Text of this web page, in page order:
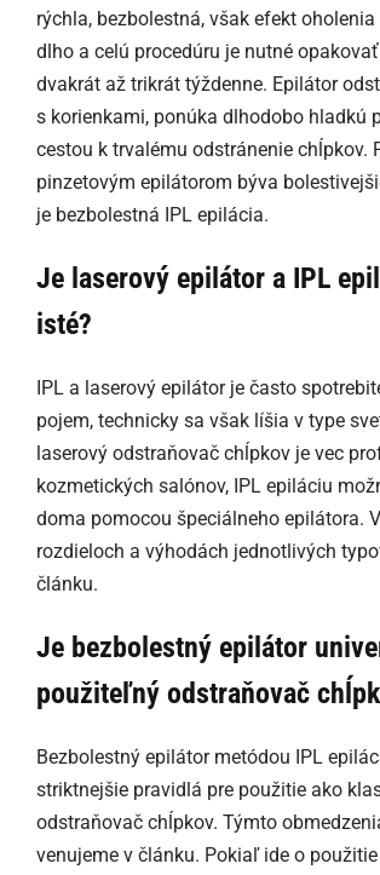
rýchla, bezbolestná, však efekt
dlho a celú procedúru je nutné
dvakrát až trikrát týždenne. Epilátor
s korienkami, ponúka dlhodobo hladkú
cestou k trvalému odstránenie chĺpkov.
pinzetovým epilátorom býva
je bezbolestná IPL epilácia.
Je laserový epilátor a IPL
isté?
IPL a laserový epilátor je často
pojem, technicky sa však líšia v type
laserový odstraňovač chĺpkov je vec
kozmetických salónov, IPL epiláciu
doma pomocou špeciálneho epilátora.
rozdieloch a výhodách jednotlivých
článku.
Je bezbolestný epilátor
použiteľný odstraňovač
Bezbolestný epilátor metódou IPL
striktnejšie pravidlá pre použitie ako
odstraňovač chĺpkov. Týmto
venujeme v článku. Pokiaľ ide o